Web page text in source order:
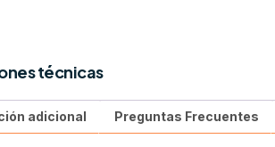
técnicas
adicional Preguntas Frecuentes